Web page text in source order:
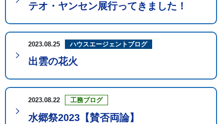
テオ・ヤンセン展行ってきました！
2023.08.25 ハウスエージェントブログ
出雲の花火
2023.08.22 工務ブログ
水郷祭2023【賛否両論】